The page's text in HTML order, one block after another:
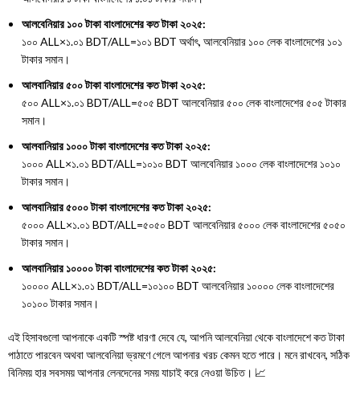
আলবেনিয়ার ১০০ টাকা বাংলাদেশের কত টাকা ২০২৫:
১০০ ALL×১.০১ BDT/ALL=১০১ BDT অর্থাৎ, আলবেনিয়ার ১০০ লেক বাংলাদেশের ১০১
টাকার সমান।
আলবানিয়ার ৫০০ টাকা বাংলাদেশের কত টাকা ২০২৫:
৫০০ ALL×১.০১ BDT/ALL=৫০৫ BDT আলবেনিয়ার ৫০০ লেক বাংলাদেশের ৫০৫ টাকার
সমান।
আলবানিয়ার ১০০০ টাকা বাংলাদেশের কত টাকা ২০২৫:
১০০০ ALL×১.০১ BDT/ALL=১০১০ BDT আলবেনিয়ার ১০০০ লেক বাংলাদেশের ১০১০
টাকার সমান।
আলবানিয়ার ৫০০০ টাকা বাংলাদেশের কত টাকা ২০২৫:
৫০০০ ALL×১.০১ BDT/ALL=৫০৫০ BDT আলবেনিয়ার ৫০০০ লেক বাংলাদেশের ৫০৫০
টাকার সমান।
আলবানিয়ার ১০০০০ টাকা বাংলাদেশের কত টাকা ২০২৫:
১০০০০ ALL×১.০১ BDT/ALL=১০১০০ BDT আলবেনিয়ার ১০০০০ লেক বাংলাদেশের
১০১০০ টাকার সমান।
এই হিসাবগুলো আপনাকে একটি স্পষ্ট ধারণা দেবে যে, আপনি আলবেনিয়া থেকে বাংলাদেশে কত টাকা
পাঠাতে পারবেন অথবা আলবেনিয়া ভ্রমণে গেলে আপনার খরচ কেমন হতে পারে। মনে রাখবেন, সঠিক
বিনিময় হার সবসময় আপনার লেনদেনের সময় যাচাই করে নেওয়া উচিত। 📈